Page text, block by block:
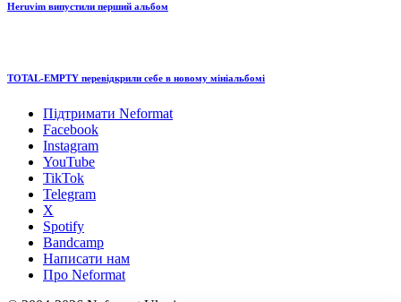
Heruvim випустили перший альбом
TOTAL-EMPTY перевідкрили себе в новому мініальбомі
Підтримати Neformat
Facebook
Instagram
YouTube
TikTok
Telegram
X
Spotify
Bandcamp
Написати нам
Про Neformat